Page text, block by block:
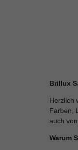
Brillux
Herzlich
Farben,
auch
Warum